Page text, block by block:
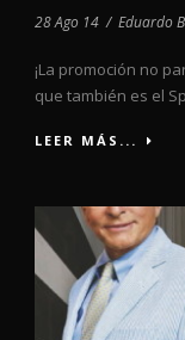
28 Ago 14 / Eduardo
¡La promoción no
que también es el
LEER MÁS...